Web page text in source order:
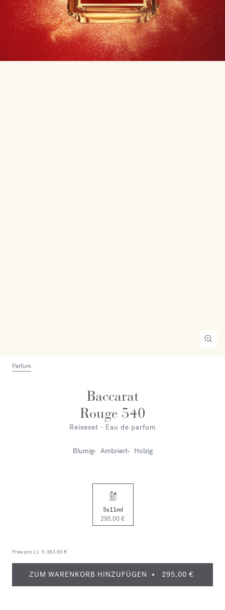
Parfum
Baccarat
Rouge 540
Reiseset - Eau de parfum
Blumig Ambriert Holzig
5x11ml
295,00 €
Preis pro 1 L: 5.363,60 €
ZUM WARENKORB HINZUFÜGEN 295,00 €